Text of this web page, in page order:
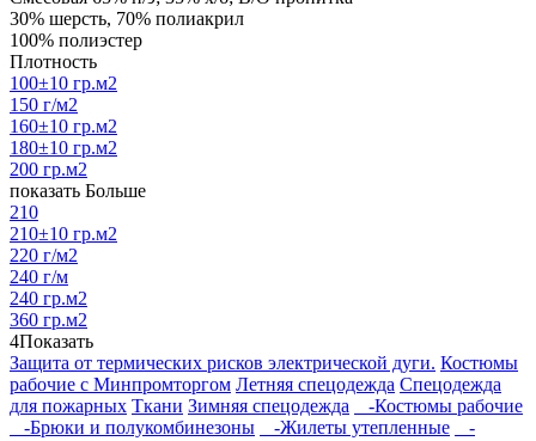
30% шерсть, 70% полиакрил
100% полиэстер
Плотность
100±10 гр.м2
150 г/м2
160±10 гр.м2
180±10 гр.м2
200 гр.м2
показать Больше
210
210±10 гр.м2
220 г/м2
240 г/м
240 гр.м2
360 гр.м2
4Показать
Защита от термических рисков электрической дуги. Костюмы
рабочие с Минпромторгом Летняя спецодежда Спецодежда
для пожарных Ткани Зимняя спецодежда
-Костюмы рабочие
-Брюки и полукомбинезоны
-Жилеты утепленные
-